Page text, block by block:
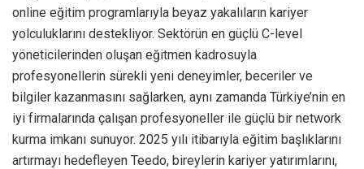
online eğitim programlarıyla beyaz yakalıların kariyer
yolculuklarını destekliyor. Sektörün en güçlü C-level
yöneticilerinden oluşan eğitmen kadrosuyla
profesyonellerin sürekli yeni deneyimler, beceriler ve
bilgiler kazanmasını sağlarken, aynı zamanda Türkiye’nin en
iyi firmalarında çalışan profesyoneller ile güçlü bir network
kurma imkanı sunuyor. 2025 yılı itibarıyla eğitim başlıklarını
artırmayı hedefleyen Teedo, bireylerin kariyer yatırımlarını,